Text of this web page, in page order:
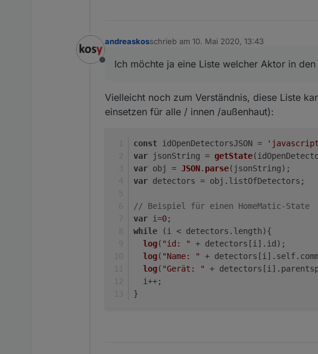
Offline
andreaskosschrieb am 10. Mai 2020, 13:43
zuletzt editiert von
Ich möchte ja eine Liste welcher Aktor in
Vielleicht noch zum Verständnis, diese Liste
einsetzen für alle / innen /außenhaut):
const idOpenDetectorsJSON =
var jsonString = getState
var obj = JSON. parse(jsonString);
var detectors = obj. listOfDetectors ;
// Beispiel für einen HomeMatic-State
var i=0;
while (i < detectors. length){
log( "id: " + detectors[i]. id );
log( "Name: " + detectors[i]. self.
log( "Gerät: " + detectors[i].
  i++;
}